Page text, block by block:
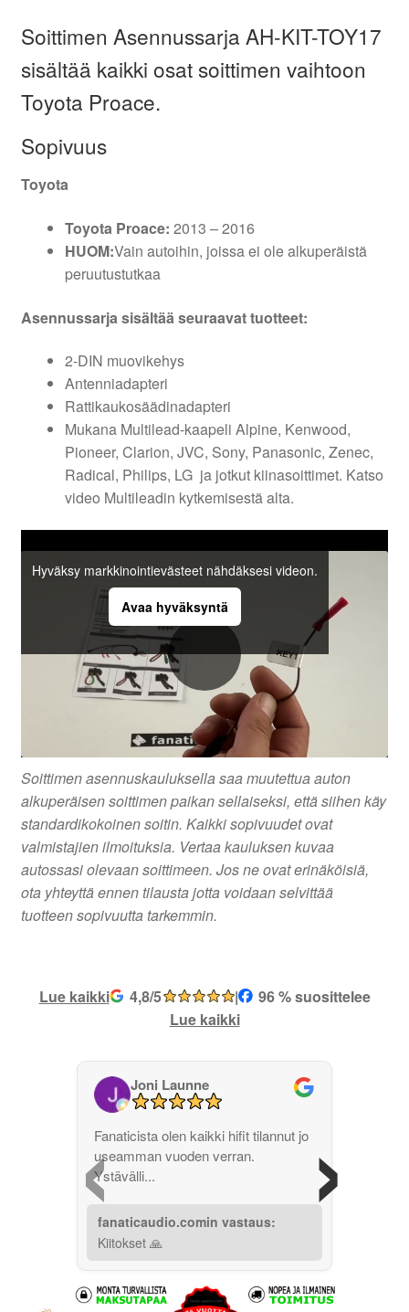
Soittimen Asennussarja AH-KIT-TOY17
sisältää kaikki osat soittimen vaihtoon
Toyota Proace.
Sopivuus
Toyota
Toyota Proace: 2013 – 2016
HUOM:Vain autoihin, joissa ei ole alkuperäistä
peruutustutkaa
Asennussarja sisältää seuraavat tuotteet:
2-DIN muovikehys
Antenniadapteri
Rattikaukosäädinadapteri
Mukana Multilead-kaapeli Alpine, Kenwood,
Pioneer, Clarion, JVC, Sony, Panasonic, Zenec,
Radical, Philips, LG ja jotkut kiinasoittimet. Katso
video Multileadin kytkemisestä alta.
Hyväksy markkinointievästeet nähdäksesi videon.
Avaa hyväksyntä
Soittimen asennuskauluksella saa muutettua auton
alkuperäisen soittimen paikan sellaiseksi, että siihen käy
standardikokoinen soitin. Kaikki sopivuudet ovat
valmistajien ilmoituksia. Vertaa kauluksen kuvaa
autossasi olevaan soittimeen. Jos ne ovat erinäköisiä,
ota yhteyttä ennen tilausta jotta voidaan selvittää
tuotteen sopivuutta tarkemmin.
Lue kaikki 4,8/5 |
96 % suosittelee
Lue kaikki
‹
Joni Launne
Fanaticista olen kaikki hifit tilannut jo
useamman vuoden verran.
Ystävälli...
fanaticaudio.comin vastaus:
Kiitokset 🙏
›